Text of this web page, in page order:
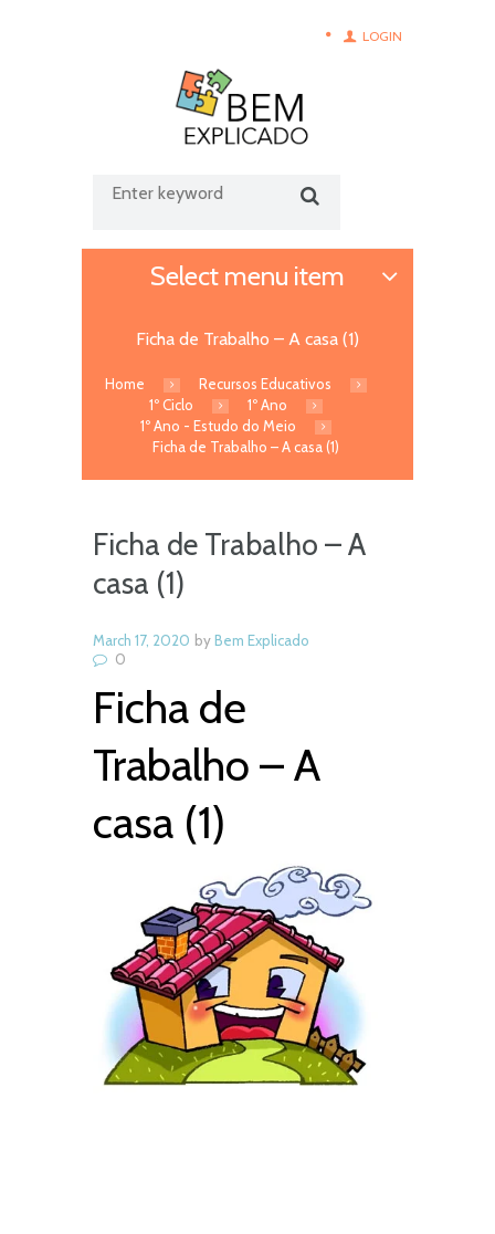
LOGIN
Select menu item
Ficha de Trabalho – A casa (1)
Home
Recursos Educativos
1º Ciclo
1º Ano
1º Ano - Estudo do Meio
Ficha de Trabalho – A casa (1)
Ficha de Trabalho – A
casa (1)
March 17, 2020 byBem Explicado
0
Ficha de
Trabalho – A
casa (1)